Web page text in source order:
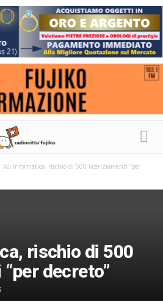
Aci Informatica, rischio di 500 licenziamenti “per
rischio di 500
decreto”